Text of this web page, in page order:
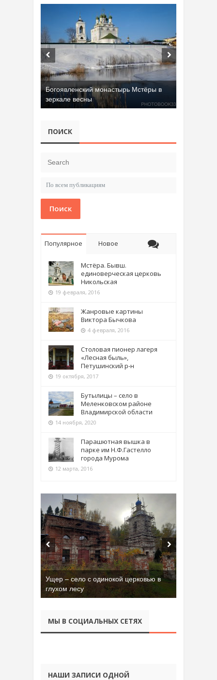
Богоявленский монастырь Мстёры в
зеркале весны
ПОИСК
Поиск
Популярное Новое
Мстёра. Бывш.
единоверческая церковь
Никольская
19 февраля, 2016
Жанровые картины
Виктора Бычкова
4 февраля, 2016
Столовая пионер лагеря
«Лесная быль»,
Петушинский р-н
19 октября, 2017
Бутылицы – село в
Меленковском районе
Владимирской области
14 ноября, 2020
Парашютная вышка в
парке им Н.Ф.Гастелло
города Мурома
12 марта, 2016
Ущер – село с одинокой церковью в
глухом лесу
МЫ В СОЦИАЛЬНЫХ СЕТЯХ
НАШИ ЗАПИСИ ОДНОЙ